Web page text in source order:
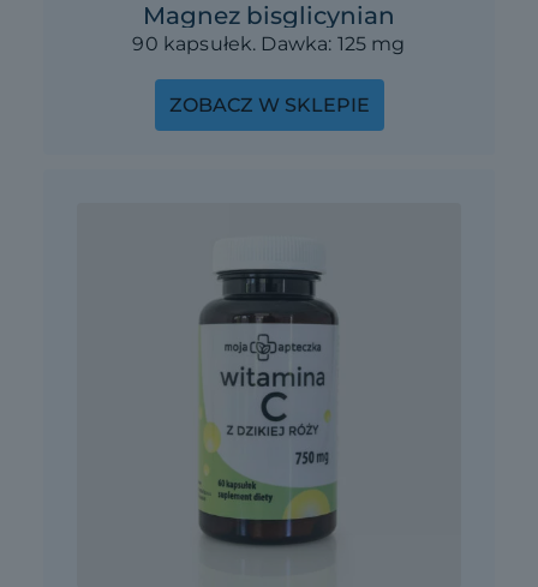
Magnez bisglicynian
90 kapsułek. Dawka: 125 mg
ZOBACZ W SKLEPIE